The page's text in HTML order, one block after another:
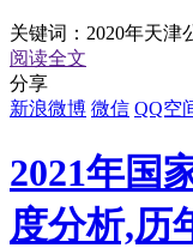
关键词： 2020年天津
阅读全文
分享
新浪微博 微信 QQ空
2021年国
度分析,历